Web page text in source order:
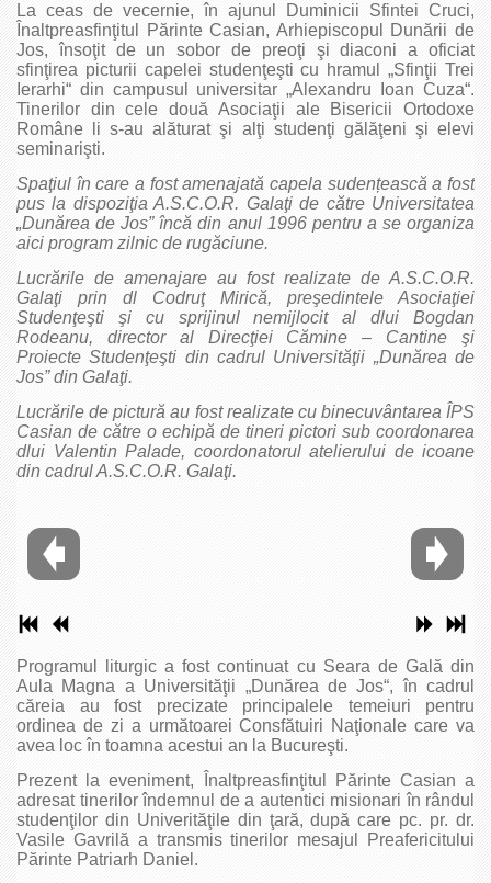
La ceas de vecernie, în ajunul Duminicii Sfintei Cruci,
Înaltpreasfinţitul Părinte Casian, Arhiepiscopul Dunării de
Jos, însoţit de un sobor de preoţi şi diaconi a oficiat
sfinţirea picturii capelei studenţeşti cu hramul „Sfinţii Trei
Ierarhi“ din campusul universitar „Alexandru Ioan Cuza“.
Tinerilor din cele două Asociaţii ale Bisericii Ortodoxe
Române li s-au alăturat şi alţi studenţi gălăţeni şi elevi
seminarişti.
Spaţiul în care a fost amenajată capela sudențească a fost
pus la dispoziţia A.S.C.O.R. Galaţi de către Universitatea
„Dunărea de Jos” încă din anul 1996 pentru a se organiza
aici program zilnic de rugăciune.
Lucrările de amenajare au fost realizate de A.S.C.O.R.
Galaţi prin dl Codruţ Mirică, preşedintele Asociaţiei
Studenţeşti şi cu sprijinul nemijlocit al dlui Bogdan
Rodeanu, director al Direcţiei Cămine – Cantine şi
Proiecte Studenţeşti din cadrul Universităţii „Dunărea de
Jos” din Galaţi.
Lucrările de pictură au fost realizate cu binecuvântarea ÎPS
Casian de către o echipă de tineri pictori sub coordonarea
dlui Valentin Palade, coordonatorul atelierului de icoane
din cadrul A.S.C.O.R. Galaţi.
Programul liturgic a fost continuat cu Seara de Gală din
Aula Magna a Universităţii „Dunărea de Jos“, în cadrul
căreia au fost precizate principalele temeiuri pentru
ordinea de zi a următoarei Consfătuiri Naţionale care va
avea loc în toamna acestui an la Bucureşti.
Prezent la eveniment, Înaltpreasfinţitul Părinte Casian a
adresat tinerilor îndemnul de a autentici misionari în rândul
studenţilor din Univerităţile din ţară, după care pc. pr. dr.
Vasile Gavrilă a transmis tinerilor mesajul Preafericitului
Părinte Patriarh Daniel.